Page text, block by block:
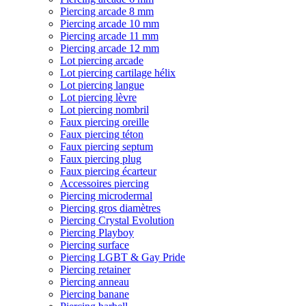
Piercing arcade 8 mm
Piercing arcade 10 mm
Piercing arcade 11 mm
Piercing arcade 12 mm
Lot piercing arcade
Lot piercing cartilage hélix
Lot piercing langue
Lot piercing lèvre
Lot piercing nombril
Faux piercing oreille
Faux piercing téton
Faux piercing septum
Faux piercing plug
Faux piercing écarteur
Accessoires piercing
Piercing microdermal
Piercing gros diamètres
Piercing Crystal Evolution
Piercing Playboy
Piercing surface
Piercing LGBT & Gay Pride
Piercing retainer
Piercing anneau
Piercing banane